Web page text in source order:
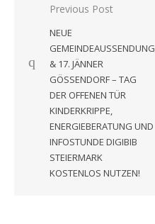
Beitragsnavigation
Previous Post
NEUE
GEMEINDEAUSSENDUNG
& 17. JÄNNER
GÖSSENDORF – TAG
DER OFFENEN TÜR
KINDERKRIPPE,
ENERGIEBERATUNG UND
INFOSTUNDE DIGIBIB
STEIERMARK
KOSTENLOS NUTZEN!